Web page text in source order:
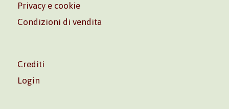
Privacy e cookie
Condizioni di vendita
Crediti
Login